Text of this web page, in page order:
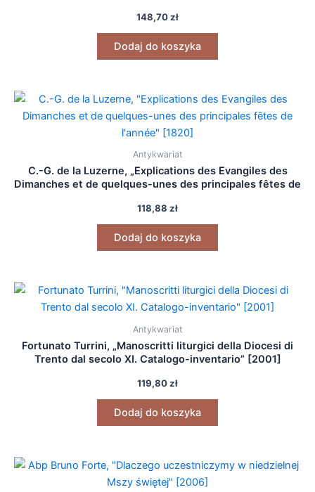
148,70zł
Dodaj do koszyka
Antykwariat
C.-G. de la Luzerne, „Explications des Evangiles des
Dimanches et de quelques-unes des principales fêtes de
118,88 zł
Dodaj do koszyka
Antykwariat
Fortunato Turrini, „Manoscritti liturgici della Diocesi di
Trento dal secolo XI. Catalogo-inventario” [2001]
119,80zł
Dodaj do koszyka